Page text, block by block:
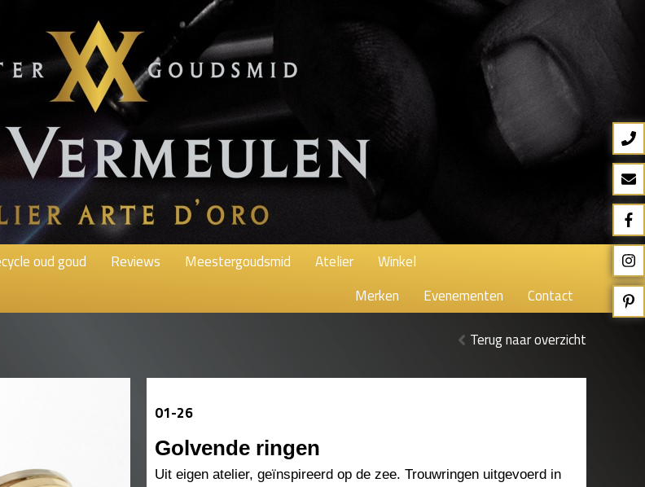
oud goud Reviews Meestergoudsmid Atelier
Winkel
Merken
Evenementen Contact
Terug naar overzicht
01-26
Golvende ringen
Uit eigen atelier, geïnspireerd op de zee. Trouwringen uitgevoerd in